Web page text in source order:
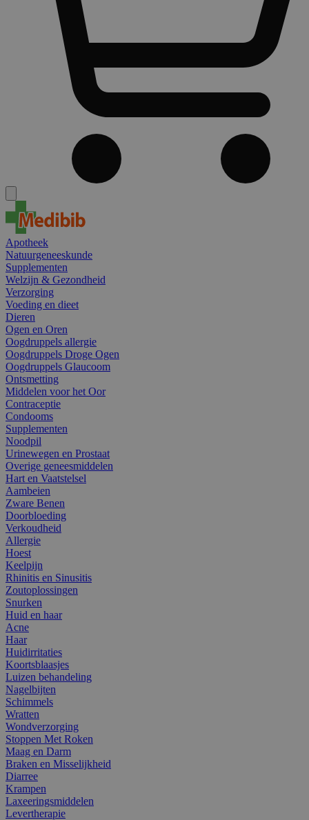
Apotheek
Natuurgeneeskunde
Supplementen
Welzijn & Gezondheid
Verzorging
Voeding en dieet
Dieren
Ogen en Oren
Oogdruppels allergie
Oogdruppels Droge Ogen
Oogdruppels Glaucoom
Ontsmetting
Middelen voor het Oor
Contraceptie
Condooms
Supplementen
Noodpil
Urinewegen en Prostaat
Overige geneesmiddelen
Hart en Vaatstelsel
Aambeien
Zware Benen
Doorbloeding
Verkoudheid
Allergie
Hoest
Keelpijn
Rhinitis en Sinusitis
Zoutoplossingen
Snurken
Huid en haar
Acne
Haar
Huidirritaties
Koortsblaasjes
Luizen behandeling
Nagelbijten
Schimmels
Wratten
Wondverzorging
Stoppen Met Roken
Maag en Darm
Braken en Misselijkheid
Diarree
Krampen
Laxeeringsmiddelen
Levertherapie